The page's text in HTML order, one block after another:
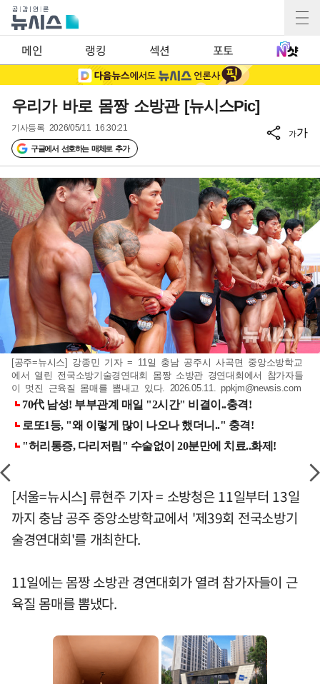
메인 랭킹 섹션 포토
우리가 바로 몸짱 소방관 [뉴시스Pic]
기사등록 2026/05/11 16:30:21
구글에서 선호하는 매체로 추가
가가
[공주=뉴시스] 강종민 기자 = 11일 충남 공주시 사곡면 중앙소방학교
에서 열린 전국소방기술경연대회 몸짱 소방관 경연대회에서 참가자들
이 멋진 근육질 몸매를 뽐내고 있다. 2026.05.11.ppkjm@newsis.com
[서울=뉴시스] 류현주 기자 = 소방청은 11일부터 13일
까지 충남 공주 중앙소방학교에서 '제39회 전국소방기
술경연대회'를 개최한다.
11일에는 몸짱 소방관 경연대회가 열려 참가자들이 근
육질 몸매를 뽐냈다.